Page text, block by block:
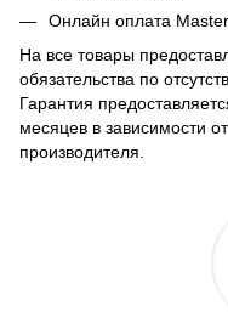
Онлайн оплата
На все товары
обязательства по
Гарантия
месяцев в зависимости
производителя.